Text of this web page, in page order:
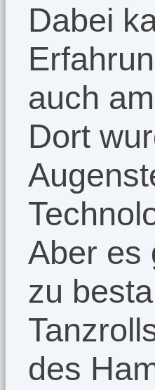
Dabei
auch
Dort
Aber es
zu
des